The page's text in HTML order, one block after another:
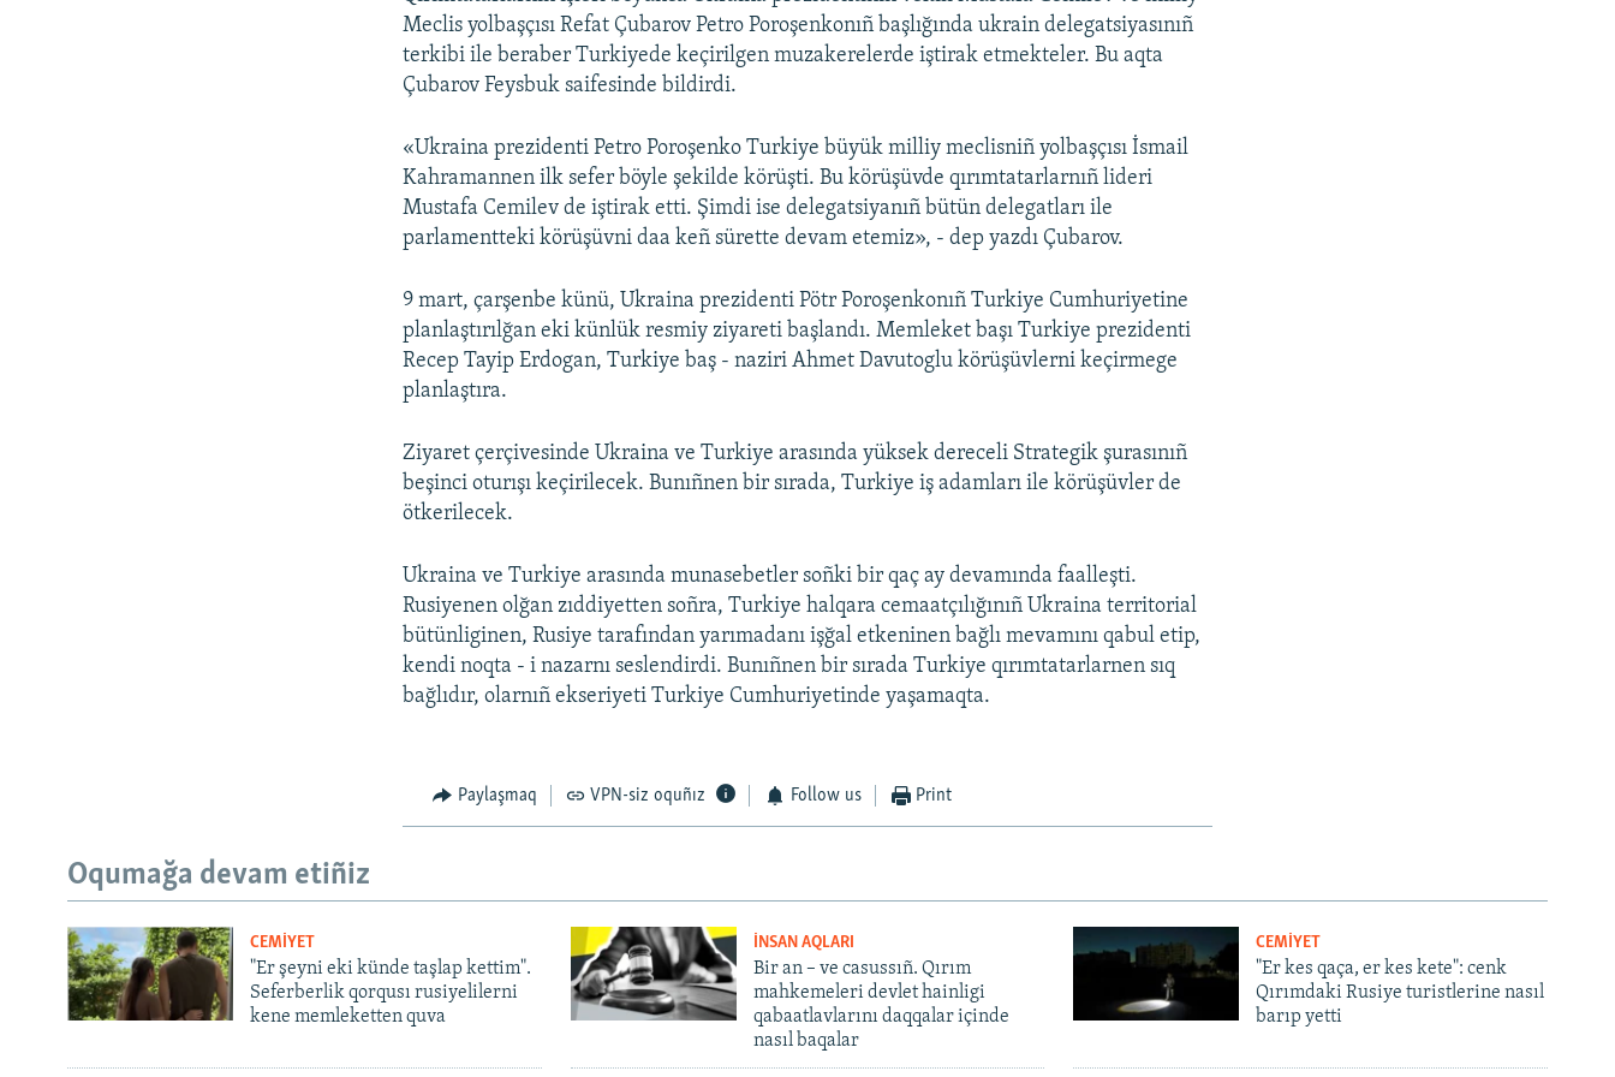
Meclis yolbaşçısı Refat Çubarov Petro Poroşenkonıñ başlığında ukrain delegatsiyasınıñ
terkibi ile beraber Turkiyede keçirilgen muzakerelerde iştirak etmekteler. Bu aqta
Çubarov Feysbuk saifesinde bildirdi.
«Ukraina prezidenti Petro Poroşenko Turkiye büyük milliy meclisniñ yolbaşçısı İsmail
Kahramannen ilk sefer böyle şekilde körüşti. Bu körüşüvde qırımtatarlarnıñ lideri
Mustafa Cemilev de iştirak etti. Şimdi ise delegatsiyanıñ bütün delegatları ile
parlamentteki körüşüvni daa keñ sürette devam etemiz», - dep yazdı Çubarov.
9 mart, çarşenbe künü, Ukraina prezidenti Pötr Poroşenkonıñ Turkiye Cumhuriyetine
planlaştırılğan eki künlük resmiy ziyareti başlandı. Memleket başı Turkiye prezidenti
Recep Tayip Erdogan, Turkiye baş - naziri Ahmet Davutoglu körüşüvlerni keçirmege
planlaştıra.
Ziyaret çerçivesinde Ukraina ve Turkiye arasında yüksek dereceli Strategik şurasınıñ
beşinci oturışı keçirilecek. Bunıñnen bir sırada, Turkiye iş adamları ile körüşüvler de
ötkerilecek.
Ukraina ve Turkiye arasında munasebetler soñki bir qaç ay devamında faalleşti.
Rusiyenen olğan zıddiyetten soñra, Turkiye halqara cemaatçılığınıñ Ukraina territorial
bütünliginen, Rusiye tarafından yarımadanı işğal etkeninen bağlı mevamını qabul etip,
kendi noqta - i nazarnı seslendirdi. Bunıñnen bir sırada Turkiye qırımtatarlarnen sıq
bağlıdır, olarnıñ ekseriyeti Turkiye Cumhuriyetinde yaşamaqta.
Paylaşmaq VPN-siz oquñız Follow us Print
Oqumağa devam etiñiz
CEMİYET
"Er şeyni eki künde taşlap kettim".
Seferberlik qorqusı rusiyelilerni
kene memleketten quva
İNSAN AQLARI
Bir an – ve casussıñ. Qırım
mahkemeleri devlet hainligi
qabaatlavlarını daqqalar içinde
nasıl baqalar
CEMİYET
"Er kes qaça, er kes kete": cenk
Qırımdaki Rusiye turistlerine nasıl
barıp yetti